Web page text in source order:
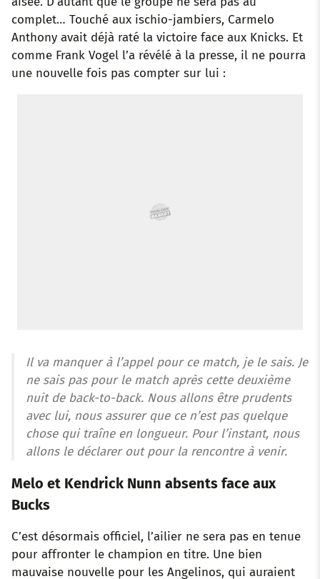
complet… Touché aux ischio-jambiers, Carmelo
Anthony avait déjà raté la victoire face aux Knicks. Et
comme Frank Vogel l’a révélé à la presse, il ne pourra
une nouvelle fois pas compter sur lui :
Il va manquer à l’appel pour ce match, je le sais. Je
ne sais pas pour le match après cette deuxième
nuit de back-to-back. Nous allons être prudents
avec lui, nous assurer que ce n’est pas quelque
chose qui traîne en longueur. Pour l’instant, nous
allons le déclarer out pour la rencontre à venir.
Melo et Kendrick Nunn absents face aux
Bucks
C’est désormais officiel, l’ailier ne sera pas en tenue
pour affronter le champion en titre. Une bien
mauvaise nouvelle pour les Angelinos, qui auraient